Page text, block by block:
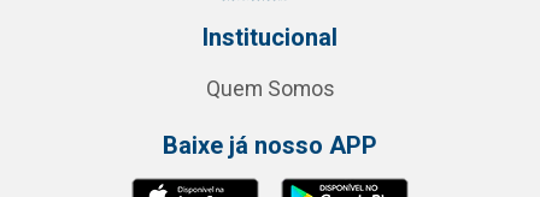
Institucional
Quem Somos
Baixe já nosso APP